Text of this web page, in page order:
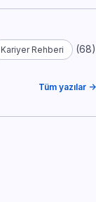
Kariyer Rehberi (68)
Tüm yazılar →